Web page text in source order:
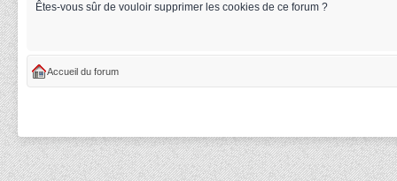
Êtes-vous sûr de vouloir supprimer les cookies de ce forum ?
Accueil du forum